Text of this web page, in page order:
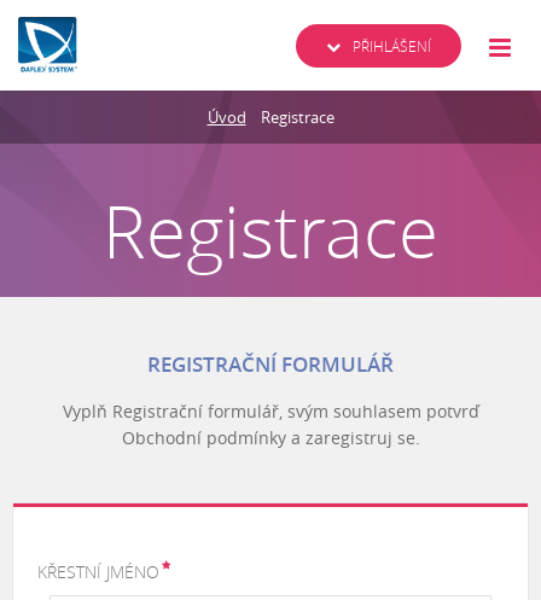
PŘIHLÁŠENÍ
Úvod Registrace
Registrace
REGISTRAČNÍ FORMULÁŘ
Vyplň Registrační formulář, svým souhlasem potvrď
Obchodní podmínky a zaregistruj se.
KŘESTNÍ JMÉNO